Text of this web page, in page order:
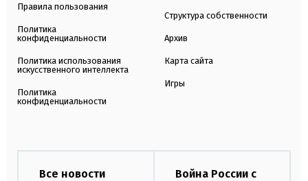
Правила пользования
Политика
конфиденциальности
Политика использования
искусственного интеллекта
Политика
конфиденциальности
Структура собственности
Архив
Карта сайта
Игры
Все новости
Война России с